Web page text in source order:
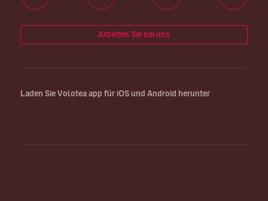
Arbeiten Sie bei uns
Laden Sie Volotea app für iOS und Android herunter